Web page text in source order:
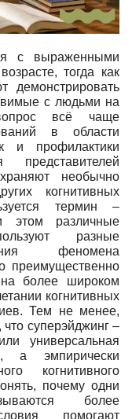
с выраженными
тогда как
демонстрировать
с людьми на
всё чаще
в области
и профилактики
необычно
когнитивных
термин –
различные
разные
феномена
преимущественно
более широком
когнитивных
Тем не менее,
суперэйджинг –
универсальная
а эмпирически
когнитивного
почему одни
более
помогают